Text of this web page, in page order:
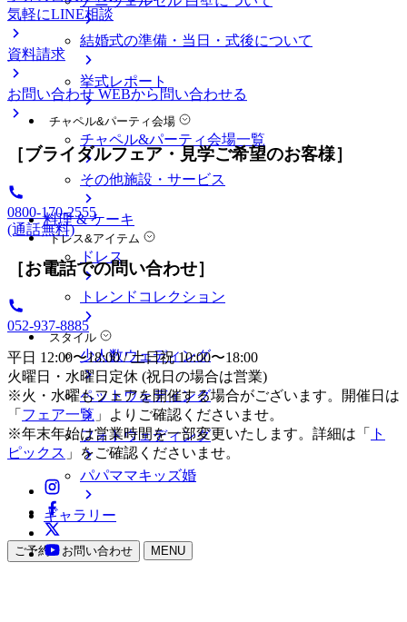
結婚式の準備・当日・式後について
挙式レポート
チャペル&パーティ会場
チャペル&パーティ会場一覧
その他施設・サービス
料理 & ケーキ
ドレス&アイテム
ドレス
トレンドコレクション
スタイル
少人数ウェディング
ペットウェディング
フォトウェディング
パパママキッズ婚
ギャラリー
ご予約・お問い合わせ MENU
気軽にLINE相談
資料請求
お問い合わせ WEBから問い合わせる
［ブライダルフェア・見学ご希望のお客様］
0800-170-2555
(通話無料)
［お電話での問い合わせ］
052-937-8885
平日 12:00〜18:00 / 土日祝 10:00〜18:00
火曜日・水曜日定休 (祝日の場合は営業)
※火・水曜もフェアを開催する場合がございます。開催日は
「 フェア一覧 」よりご確認くださいませ。
※年末年始は営業時間を一部変更いたします。詳細は「
ト
ピックス 」をご確認くださいませ。